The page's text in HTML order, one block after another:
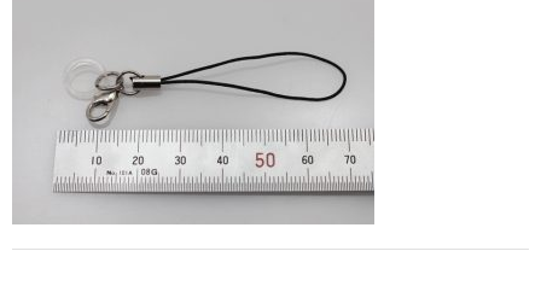
ストレート
コルク栓
セット